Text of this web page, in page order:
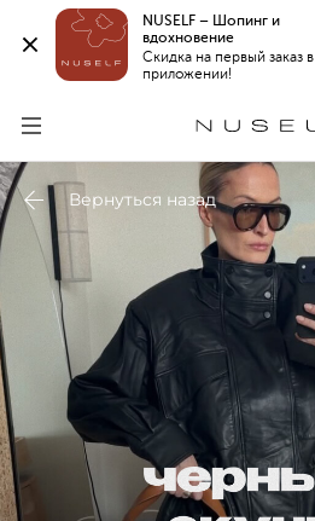
NUSELF – Шопинг и
вдохновение
Скидка на первый заказ в
приложении!
Вернуться назад